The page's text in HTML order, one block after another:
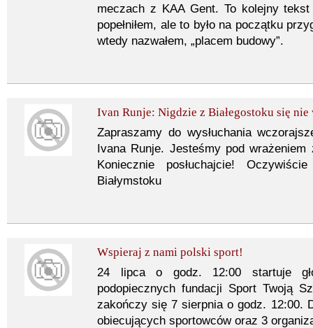
meczach z KAA Gent. To kolejny
popełniłem, ale to było na początku
wtedy nazwałem, „placem budowy”.
Ivan Runje: Nigdzie z Białegostoku się
Zapraszamy do wysłuchania
Ivana Runje. Jesteśmy pod
Koniecznie posłuchajcie!
Białymstoku
Wspieraj z nami polski sport!
24 lipca o godz. 12:00 startuje
podopiecznych fundacji Sport Twoją
zakończy się 7 sierpnia o godz. 12:00.
obiecujących sportowców oraz 3